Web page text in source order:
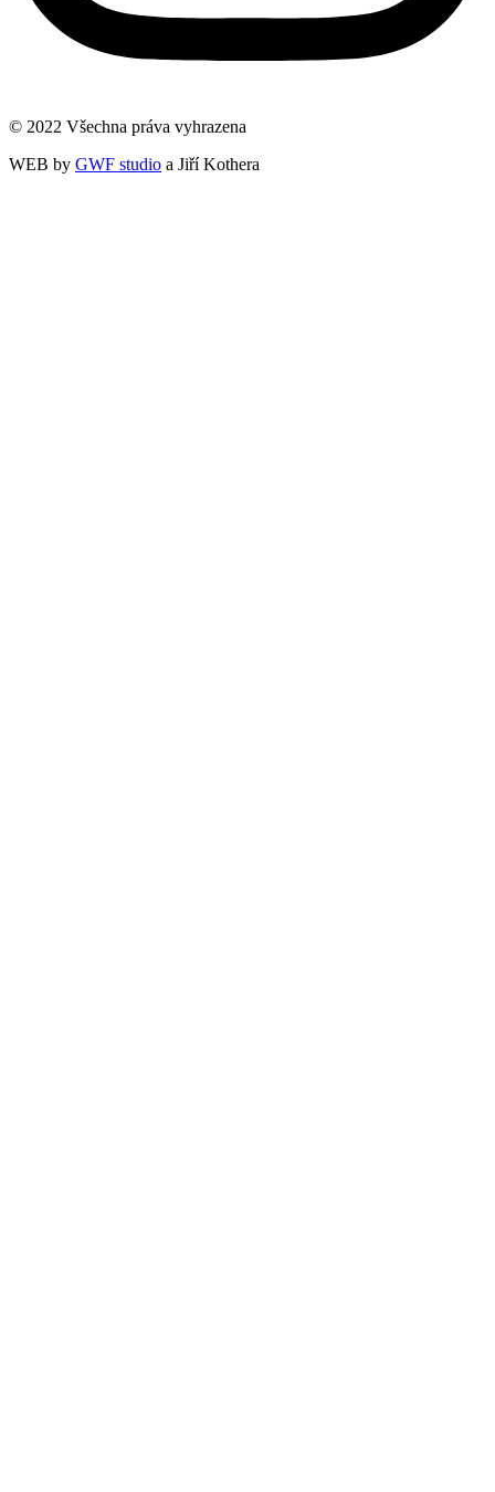
© 2022 Všechna práva vyhrazena
WEB by GWF studio a Jiří Kothera